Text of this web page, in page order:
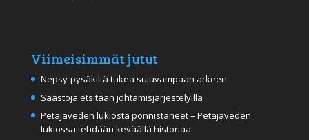
Viimeisimmät jutut
Nepsy-pysäkiltä tukea sujuvampaan arkeen
Säästöjä etsitään johtamisjärjestelyillä
Petäjäveden lukiosta ponnistaneet – Petäjäveden
lukiossa tehdään keväällä historiaa